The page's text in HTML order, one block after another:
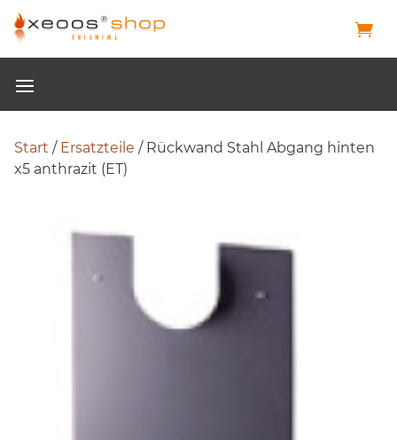
Start / Ersatzteile / Rückwand Stahl Abgang hinten
x5 anthrazit (ET)